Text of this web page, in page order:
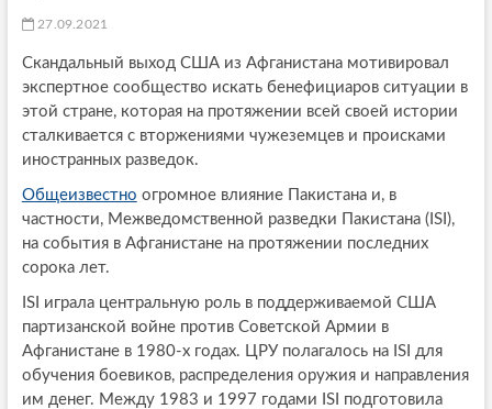
27.09.2021
Скандальный выход США из Афганистана мотивировал
экспертное сообщество искать бенефициаров ситуации в
этой стране, которая на протяжении всей своей истории
сталкивается с вторжениями чужеземцев и происками
иностранных разведок.
Общеизвестно огромное влияние Пакистана и, в
частности, Межведомственной разведки Пакистана (ISI),
на события в Афганистане на протяжении последних
сорока лет.
ISI играла центральную роль в поддерживаемой США
партизанской войне против Советской Армии в
Афганистане в 1980-х годах. ЦРУ полагалось на ISI для
обучения боевиков, распределения оружия и направления
им денег. Между 1983 и 1997 годами ISI подготовила